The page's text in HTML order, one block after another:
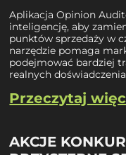
Aplikacja Opinion
inteligencję, aby
punktów sprzedaży w
narzędzie pomaga
podejmować bardziej
realnych
Przeczytaj
AKCJE